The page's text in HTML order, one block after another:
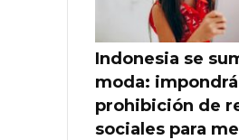
Indonesia se
moda:
prohibición de
sociales para